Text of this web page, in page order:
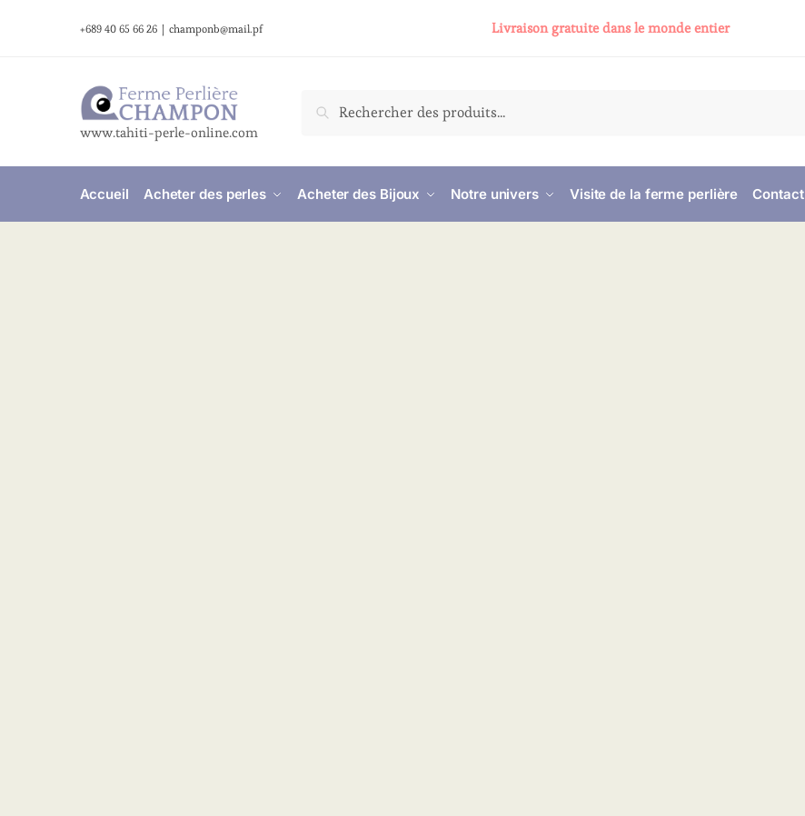
+689 40 65 66 26 | champonb@mail.pf Livraison gratuite dans le monde entier
www.tahiti-perle-online.com
Recherche
Accueil Acheter des perles Acheter des Bijoux Notre univers Visite de la ferme perlière Contact